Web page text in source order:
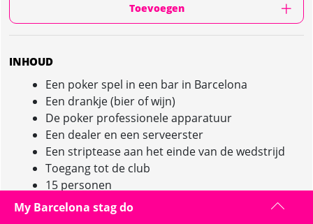
Toevoegen
INHOUD
Een poker spel in een bar in Barcelona
Een drankje (bier of wijn)
De poker professionele apparatuur
Een dealer en een serveerster
Een striptease aan het einde van de wedstrijd
Toegang tot de club
15 personen
My Barcelona stag do